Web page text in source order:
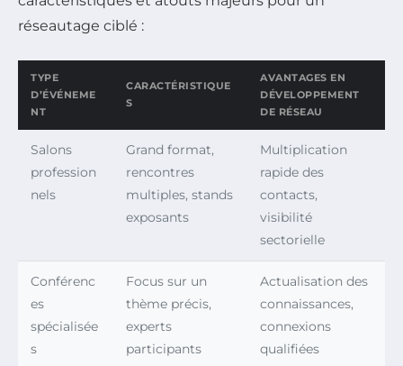
réseautage ciblé :
TYPE
D’ÉVÉNEME
NT
CARACTÉRISTIQUE
S
AVANTAGES EN
DÉVELOPPEMENT
DE RÉSEAU
Salons
profession
nels
Grand format,
rencontres
multiples, stands
exposants
Multiplication
rapide des
contacts,
visibilité
sectorielle
Conférenc
es
spécialisée
s
Focus sur un
thème précis,
experts
participants
Actualisation des
connaissances,
connexions
qualifiées